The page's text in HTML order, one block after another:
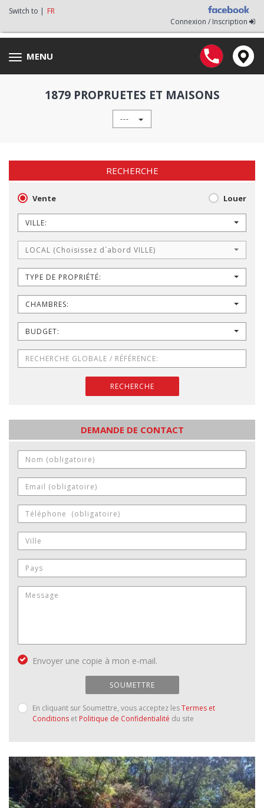
Switch to | FR
Connexion / Inscription
Toggle
navigation
MENU
1879 PROPRUETES ET MAISONS
---
RECHERCHE
Vente Louer
VILLE:
LOCAL (Choisissez d`abord VILLE)
TYPE DE PROPRIÉTÉ:
CHAMBRES:
BUDGET:
RECHERCHE
DEMANDE DE CONTACT
Envoyer une copie à mon e-mail.
SOUMETTRE
En cliquant sur Soumettre, vous acceptez lesTermes et
Conditions et Politique de Confidentialité du site